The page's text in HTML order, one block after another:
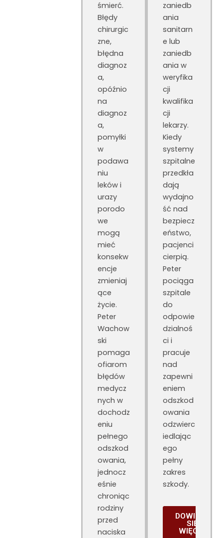
śmierć.
Błędy
chirurgic
zne,
błędna
diagnoz
a,
opóźnio
na
diagnoz
a,
pomyłki
w
podawa
niu
leków i
urazy
porodo
we
mogą
mieć
konsekw
encje
zmieniaj
ące
życie.
Peter
Wachow
ski
pomaga
ofiarom
błędów
medycz
nych w
dochodz
eniu
pełnego
odszkod
owania,
jednocz
eśnie
chroniąc
rodziny
przed
naciska
zaniedb
ania
sanitarn
e lub
zaniedb
ania w
weryfika
cji
kwalifika
cji
lekarzy.
Kiedy
systemy
szpitalne
przedkła
dają
wydajno
ść nad
bezpiecz
eństwo,
pacjenci
cierpią.
Peter
pociąga
szpitale
do
odpowie
dzialnoś
ci i
pracuje
nad
zapewni
eniem
odszkod
owania
odzwierc
iedlając
ego
pełny
zakres
szkody.
DOWIEDZ
SIĘ
WIĘCEJ